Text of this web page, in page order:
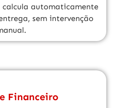
automaticamente
sem intervenção
Financeiro